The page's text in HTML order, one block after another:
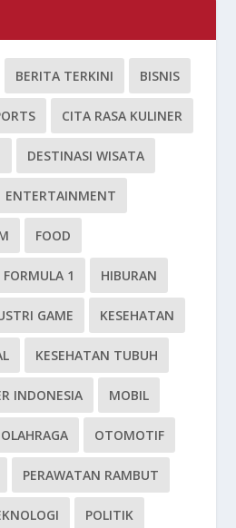
BERITA TERKINI BISNIS
CITA RASA KULINER
DESTINASI WISATA
ENTERTAINMENT
FOOD
FORMULA 1 HIBURAN
GAME KESEHATAN
KESEHATAN TUBUH
INDONESIA MOBIL
OLAHRAGA OTOMOTIF
PERAWATAN RAMBUT
POLITIK